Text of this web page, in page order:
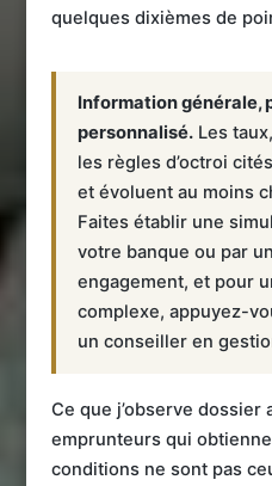
quelques dixièmes de
Information générale,
personnalisé.Les
les règles d’octroi
et évoluent au moins
Faites établir une
votre banque ou par
engagement, et pour
complexe, appuyez-
un conseiller en
Ce que j’observe dossier
emprunteurs qui
conditions ne sont pas